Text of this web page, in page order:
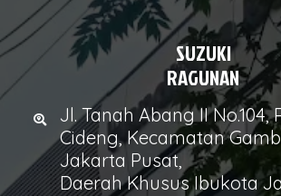
SUZUKI
RAGUNAN
Jl. Tanah Abang II No.104,
Cideng, Kecamatan
Jakarta Pusat,
Daerah Khusus Ibukota